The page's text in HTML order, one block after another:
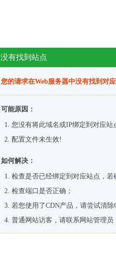
没有找到站点
您的请求在Web服务器中没有找到对
可能原因：
您没有将此域名或IP绑定到对应站
配置文件未生效!
如何解决：
检查是否已经绑定到对应站点，
检查端口是否正确；
若您使用了CDN产品，请尝试清除
普通网站访客，请联系网站管理员